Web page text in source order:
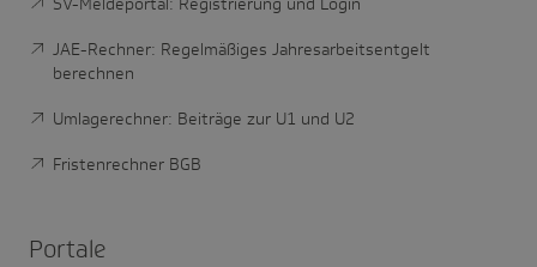
JAE-Rechner: Regelmäßiges Jahresarbeitsentgelt
berechnen
Umlagerechner: Beiträge zur U1 und U2
Fristenrechner BGB
Portale